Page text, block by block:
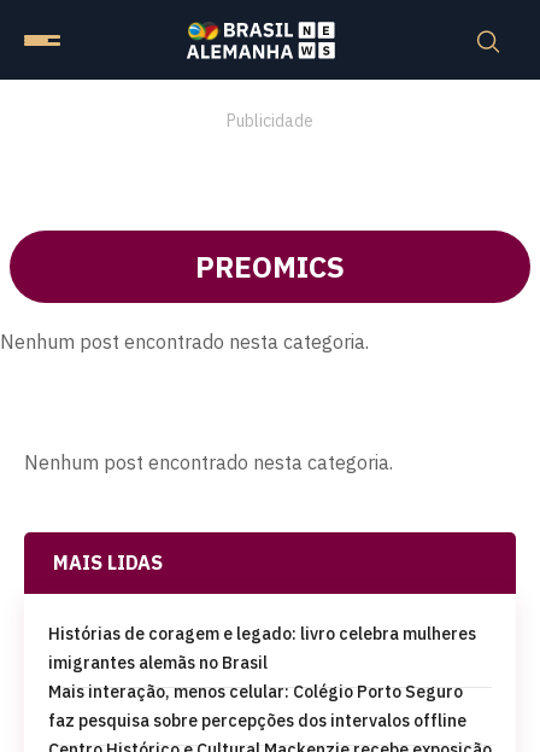
Publicidade
PREOMICS
Nenhum post encontrado nesta categoria.
Nenhum post encontrado nesta categoria.
MAIS LIDAS
Histórias de coragem e legado: livro celebra mulheres
imigrantes alemãs no Brasil
Mais interação, menos celular: Colégio Porto Seguro
faz pesquisa sobre percepções dos intervalos offline